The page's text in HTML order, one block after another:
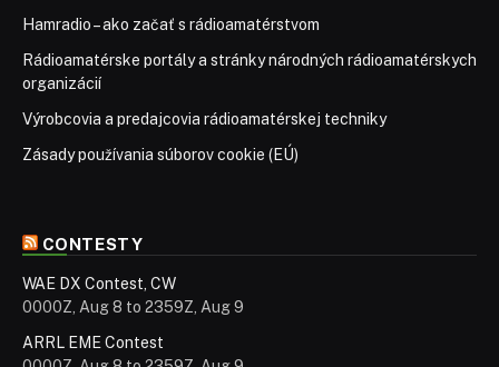
Hamradio – ako začať s rádioamatérstvom
Rádioamatérske portály a stránky národných rádioamatérskych
organizácií
Výrobcovia a predajcovia rádioamatérskej techniky
Zásady používania súborov cookie (EÚ)
CONTESTY
WAE DX Contest, CW
0000Z, Aug 8 to 2359Z, Aug 9
ARRL EME Contest